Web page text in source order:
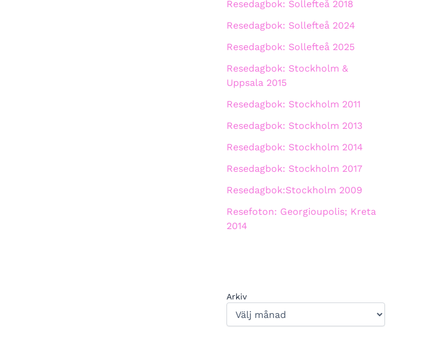
Resedagbok: Sollefteå 2018
Resedagbok: Sollefteå 2024
Resedagbok: Sollefteå 2025
Resedagbok: Stockholm &
Uppsala 2015
Resedagbok: Stockholm 2011
Resedagbok: Stockholm 2013
Resedagbok: Stockholm 2014
Resedagbok: Stockholm 2017
Resedagbok:Stockholm 2009
Resefoton: Georgioupolis; Kreta
2014
Arkiv